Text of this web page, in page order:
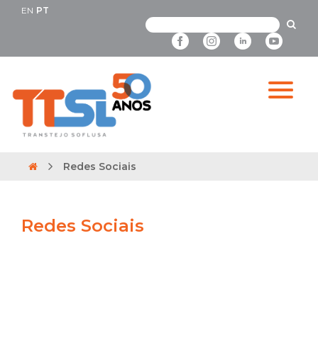
EN PT
Redes Sociais
Redes Sociais